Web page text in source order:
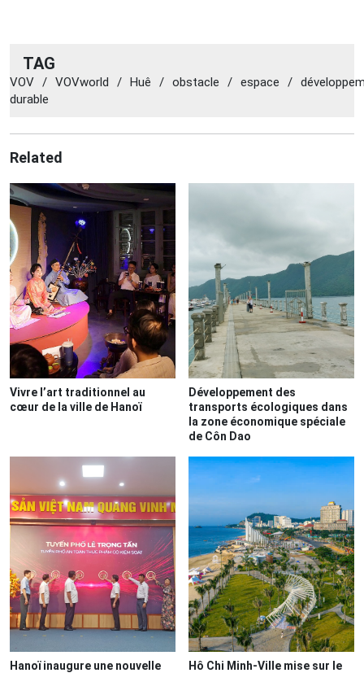
TAG
VOV / VOVworld / Huê / obstacle / espace /
durable
Related
Vivre l’art traditionnel au
cœur de la ville de Hanoï
Développement des
transports écologiques dans
la zone économique spéciale
de Côn Dao
Hanoï inaugure une nouvelle
Hô Chi Minh-Ville mise sur le